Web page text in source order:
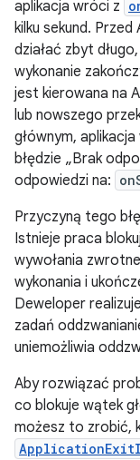
aplikacja wróci z
kilku sekund.
działać zbyt
wykonanie
jest kierowana na
lub nowszego
głównym,
błędzie „Brak
odpowiedzi na:
Przyczyną tego
Istnieje praca
wywołania zwrotne
wykonania i
Deweloper
zadań
uniemożliwia
Aby rozwiązać
co blokuje wątek
możesz to zrobić,